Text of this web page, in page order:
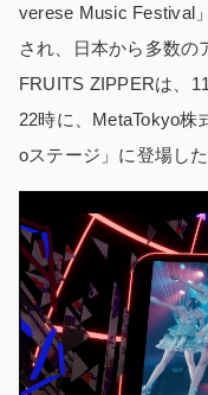
verese Music Festival
され、日本から多数の
FRUITS ZIPPERは、
22時に、MetaTokyo株
oステージ」に登場した